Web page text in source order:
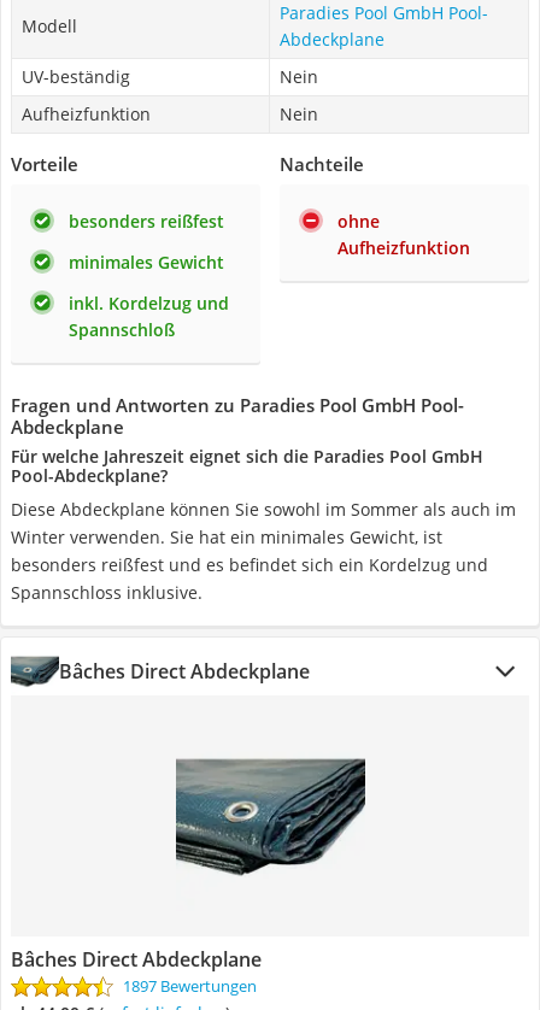
Modell
Paradies Pool GmbH Pool-
Abdeckplane
UV-beständig
Nein
Aufheizfunktion
Nein
Vorteile
besonders reißfest
minimales Gewicht
inkl. Kordelzug und
Spannschloß
Nachteile
ohne
Aufheizfunktion
Fragen und Antworten zu Paradies Pool GmbH Pool-
Abdeckplane
Für welche Jahreszeit eignet sich die Paradies Pool GmbH
Pool-Abdeckplane?
Diese Abdeckplane können Sie sowohl im Sommer als auch im
Winter verwenden. Sie hat ein minimales Gewicht, ist
besonders reißfest und es befindet sich ein Kordelzug und
Spannschloss inklusive.
Bâches Direct Abdeckplane
Bâches Direct Abdeckplane
1897 Bewertungen